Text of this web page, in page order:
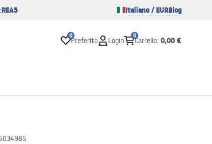
REA5 Italiano / EURBlog
0
Preferito Login
0
Carrello: 0,00 €